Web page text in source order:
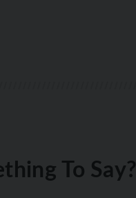
To Say?